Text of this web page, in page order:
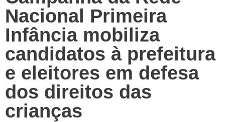
Nacional Primeira
Infância mobiliza
candidatos à prefeitura
e eleitores em defesa
dos direitos das
crianças